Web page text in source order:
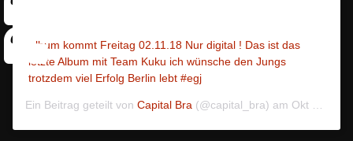
Album kommt Freitag 02.11.18 Nur digital ! Das ist das
letzte Album mit Team Kuku ich wünsche den Jungs
trotzdem viel Erfolg Berlin lebt #egj
Ein Beitrag geteilt von Capital Bra (@capital_bra) am Okt 30, 2018 um 8:38 PDT